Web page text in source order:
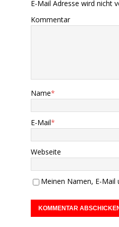
E-Mail Adresse wird nicht
Kommentar
Name*
E-Mail*
Webseite
Meinen Namen, E-